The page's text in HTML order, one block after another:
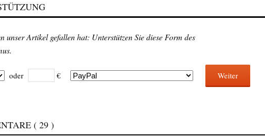
unser Artikel gefallen hat: Unterstützen Sie diese Form des
oder € Weiter
( 29 )